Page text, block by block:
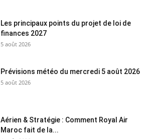
Les principaux points du projet de loi de
finances 2027
5 août 2026
Prévisions météo du mercredi 5 août 2026
5 août 2026
Aérien & Stratégie : Comment Royal Air
Maroc fait de la...